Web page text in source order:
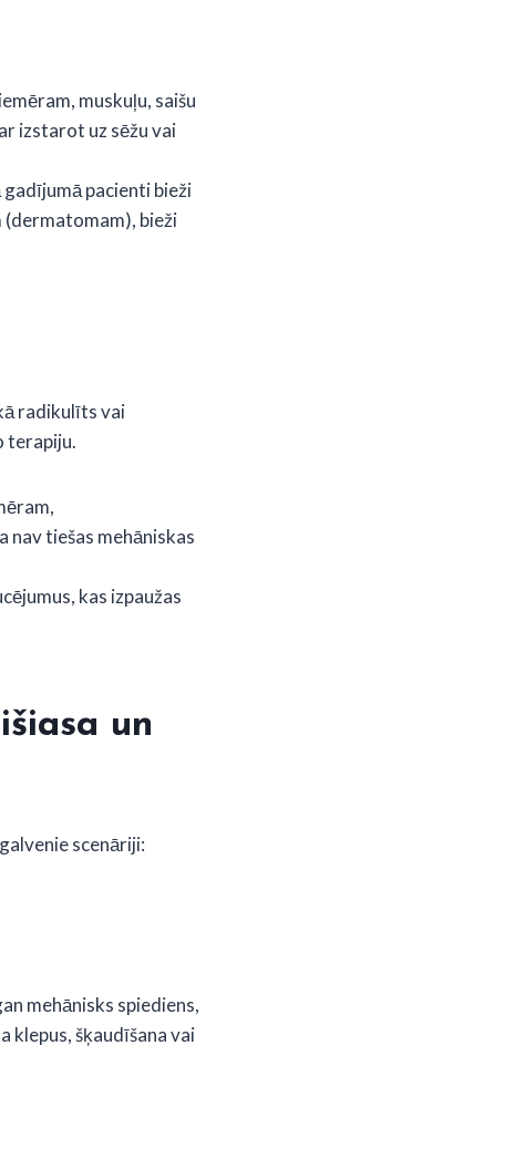
muskuļu, saišu
izstarot uz sēžu vai
pacienti bieži
(dermatomam), bieži
radikulīts vai
terapiju.
tiešas mehāniskas
kas izpaužas
un
scenāriji:
mehānisks spiediens,
klepus, šķaudīšana vai